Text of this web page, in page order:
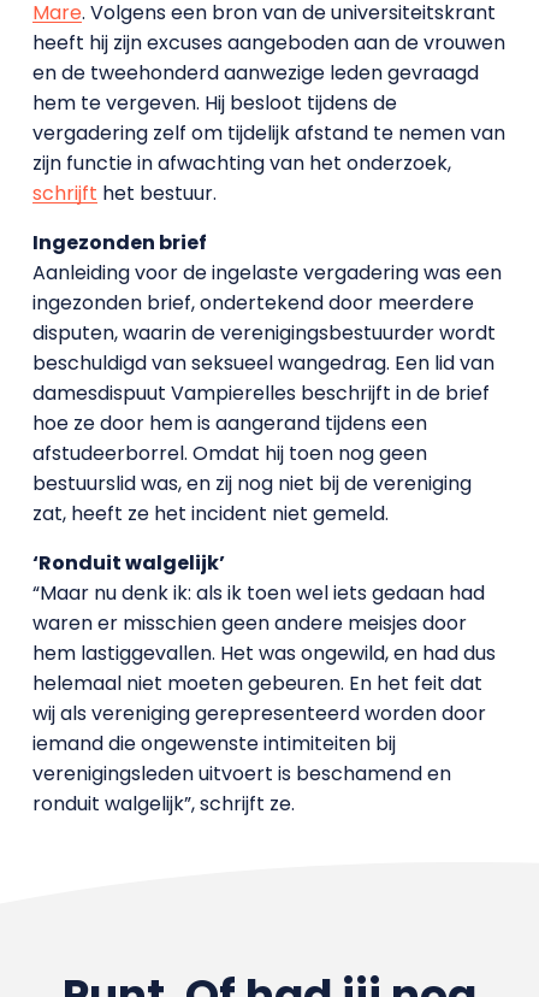
Mare. Volgens een bron van de universiteitskrant
heeft hij zijn excuses aangeboden aan de vrouwen
en de tweehonderd aanwezige leden gevraagd
hem te vergeven. Hij besloot tijdens de
vergadering zelf om tijdelijk afstand te nemen van
zijn functie in afwachting van het onderzoek,
schrijft het bestuur.
Ingezonden brief
Aanleiding voor de ingelaste vergadering was een
ingezonden brief, ondertekend door meerdere
disputen, waarin de verenigingsbestuurder wordt
beschuldigd van seksueel wangedrag. Een lid van
damesdispuut Vampierelles beschrijft in de brief
hoe ze door hem is aangerand tijdens een
afstudeerborrel. Omdat hij toen nog geen
bestuurslid was, en zij nog niet bij de vereniging
zat, heeft ze het incident niet gemeld.
‘Ronduit walgelijk’
“Maar nu denk ik: als ik toen wel iets gedaan had
waren er misschien geen andere meisjes door
hem lastiggevallen. Het was ongewild, en had dus
helemaal niet moeten gebeuren. En het feit dat
wij als vereniging gerepresenteerd worden door
iemand die ongewenste intimiteiten bij
verenigingsleden uitvoert is beschamend en
ronduit walgelijk”, schrijft ze.